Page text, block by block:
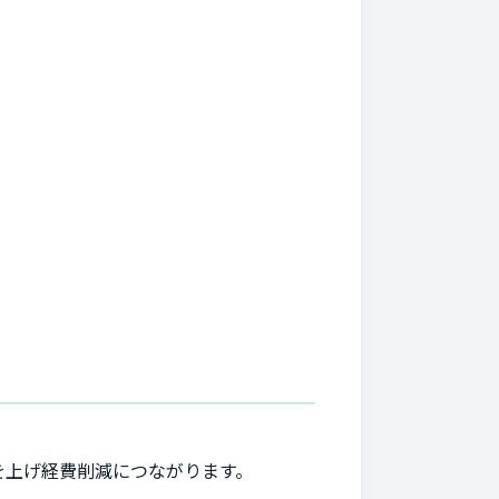
げ経費削減につながります。